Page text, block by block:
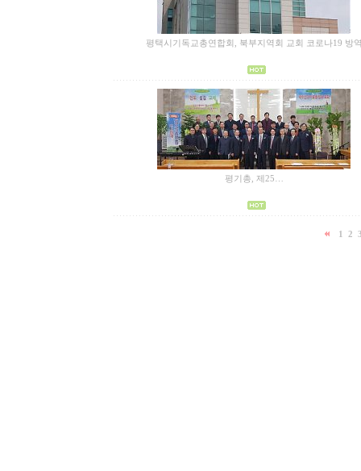
평택시기독교총연합회, 북부지역회 교회 코로나19 방
평기총 , 제 25…
1 2